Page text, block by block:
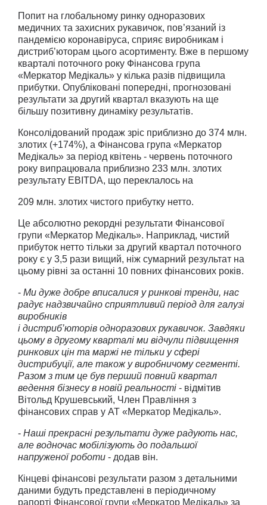
Попит на глобальному ринку одноразових
медичних та захисних рукавичок, пов’язаний із
пандемією коронавіруса, сприяє виробникам і
дистриб’юторам цього асортименту. Вже в першому
кварталі поточного року Фінансова група
«Меркатор Медікаль» у кілька разів підвищила
прибутки. Опубліковані попередні, прогнозовані
результати за другий квартал вказують на ще
більшу позитивну динаміку результатів.
Консолідований продаж зріс приблизно до 374 млн.
злотих (+174%), а Фінансова група «Меркатор
Медікаль» за період квітень - червень поточного
року випрацювала приблизно 233 млн. злотих
результату EBITDA, що переклалось на
209 млн. злотих чистого прибутку нетто.
Це абсолютно рекордні результати Фінансової
групи «Меркатор Медікаль». Наприклад, чистий
прибуток нетто тільки за другий квартал поточного
року є у 3,5 рази вищий, ніж сумарний результат на
цьому рівні за останні 10 повних фінансових років.
- Ми дуже добре вписалися у ринкові тренди, нас
радує надзвичайно сприятливий період для галузі
виробників
i дистриб’юторів одноразових рукавичок. Завдяки
цьому в другому кварталі ми відчули підвищення
ринкових цін та маржі не тільки у сфері
дистрибуції, але також у виробничому сегменті.
Разом з тим це був перший повний квартал
ведення бізнесу в новій реальності - відмітив
Вітольд Крушевський, Член Правління з
фінансових справ у АТ «Меркатор Медікаль».
- Наші прекрасні результати дуже радують нас,
але водночас мобілізують до подальшої
напруженої роботи - додав він.
Кінцеві фінансові результати разом з детальними
даними будуть представлені в періодичному
рапорті Фінансової групи «Меркатор Медікаль» за